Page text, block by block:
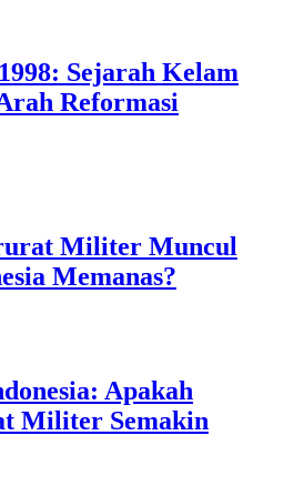
Sejarah Kelam
Reformasi
Militer Muncul
Memanas?
Apakah
Militer Semakin